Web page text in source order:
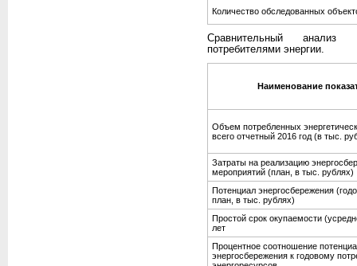
Количество обследованных
Сравнительный анализ
потребителями энергии.
Наименование
Объем потребленных
всего отчетный 2016 год (в тыс.
Затраты на реализацию
мероприятий (план, в тыс. рублях)
Потенциал энергосбережения
план, в тыс. рублях)
Простой срок окупаемости
лет
Процентное соотношение
энергосбережения к годовому